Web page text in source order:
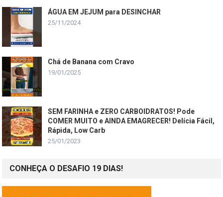
ÁGUA EM JEJUM para DESINCHAR
25/11/2024
Chá de Banana com Cravo
19/01/2025
SEM FARINHA e ZERO CARBOIDRATOS! Pode
COMER MUITO e AINDA EMAGRECER! Delícia Fácil,
Rápida, Low Carb
25/01/2023
CONHEÇA O DESAFIO 19 DIAS!